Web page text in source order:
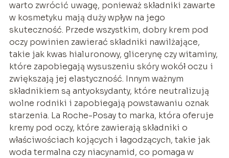
warto zwrócić uwagę, ponieważ składniki zawarte
w kosmetyku mają duży wpływ na jego
skuteczność. Przede wszystkim, dobry krem pod
oczy powinien zawierać składniki nawilżające,
takie jak kwas hialuronowy, glicerynę czy witaminy,
które zapobiegają wysuszeniu skóry wokół oczu i
zwiększają jej elastyczność. Innym ważnym
składnikiem są antyoksydanty, które neutralizują
wolne rodniki i zapobiegają powstawaniu oznak
starzenia. La Roche-Posay to marka, która oferuje
kremy pod oczy, które zawierają składniki o
właściwościach kojących i łagodzących, takie jak
woda termalna czy niacynamid, co pomaga w